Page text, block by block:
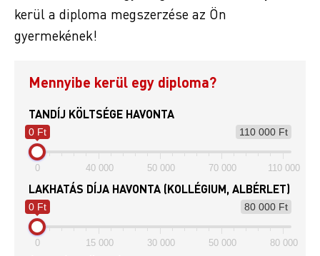
kerül a diploma megszerzése az Ön
gyermekének!
Mennyibe kerül egy diploma?
TANDÍJ KÖLTSÉGE HAVONTA
110 000 Ft
0 Ft
0 40 000 50 000 70 000 110 000
LAKHATÁS DÍJA HAVONTA (KOLLÉGIUM, ALBÉRLET)
80 000 Ft
0 Ft
0 15 000 30 000 50 000 80 000